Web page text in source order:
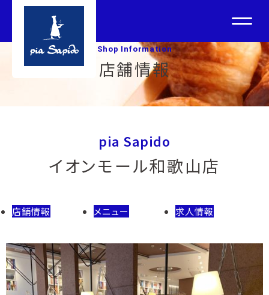
Shop Information
店舗情報
pia Sapido
イオンモール和歌山店
店舗情報 メニュー 求人情報